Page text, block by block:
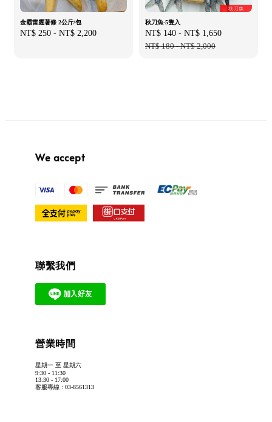
金霸雷霆薯條 2公斤/包
Regular
NT$ 250 - NT$ 2,200
秋刀魚-5隻入
Sale
price
NT$ 140 - NT$ 1,650
NT$ 180-NT$ 2,000
We accept
聯繫我們
營業時間
星期一 至 星期六
9:30 - 11:30
13:30 - 17:00
客服專線 : 03-8561313